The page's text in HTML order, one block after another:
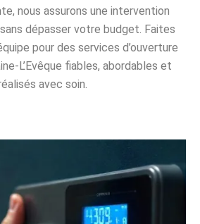
nous assurons une intervention
dépasser votre budget. Faites
pour des services d’ouverture
L’Evêque fiables, abordables et
avec soin.